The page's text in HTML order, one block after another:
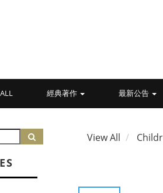
經典著作 最新公告
View All